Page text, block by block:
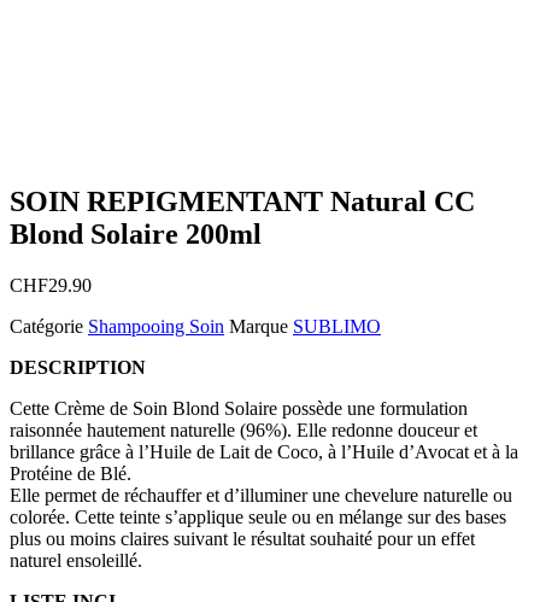
SOIN REPIGMENTANT Natural CC
Blond Solaire 200ml
CHF29.90
Catégorie Shampooing Soin Marque SUBLIMO
DESCRIPTION
Cette Crème de Soin Blond Solaire possède une formulation
raisonnée hautement naturelle (96%). Elle redonne douceur et
brillance grâce à l’Huile de Lait de Coco, à l’Huile d’Avocat et à la
Protéine de Blé.
Elle permet de réchauffer et d’illuminer une chevelure naturelle ou
colorée. Cette teinte s’applique seule ou en mélange sur des bases
plus ou moins claires suivant le résultat souhaité pour un effet
naturel ensoleillé.